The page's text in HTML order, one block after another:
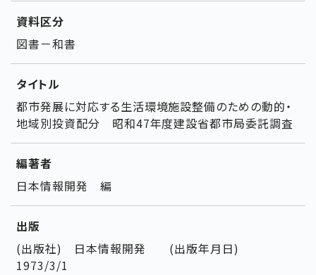
資料区分
図書－和書
タイトル
都市発展に対応する生活環境施設整備のための動的・
地域別投資配分 昭和47年度建設省都市局委託調査
編著者
日本情報開発 編
出版
(出版社) 日本情報開発 (出版年月日)
1973/3/1